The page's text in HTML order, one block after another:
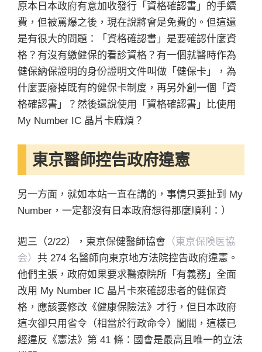
原本日本政府有意加收發行「資格確認書」的手續
費，但被罵爆之後，現在說將會是免費的。但這還
是有很大的問題：「資格確認書」是要確認什麼資
格？有沒有繳健保的看診資格？有一個就醫時作為
健保納保證明的身份證明文件叫做「健保卡」，為
什麼要廢掉既有的健保卡制度，再另外創一個「資
格確認書」？然後還說使用「資格確認書」比使用
My Number IC 晶片卡麻煩？
東京醫師控告政府違憲
另一方面，就如本站一直在講的，事情只要扯到 My
Number，一定都沒有日本政府想得那麼順利：）
週三（2/22），東京保健醫師協會 （東京保険医協
会） 共 274 名醫師向東京地方法院控告政府違憲。
他們主張，政府如果要求醫療院所「有義務」全面
改用 My Number IC 晶片卡來確認患者的健保資
格，應該要修改《健康保險法》才行，但日本政府
這次卻只用省令（相當於行政命令）闖關，這樣已
經違反《憲法》第 41 條：國會是最高且唯一的立法